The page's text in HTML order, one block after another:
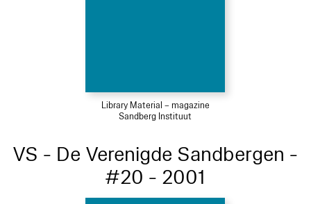
Library Material – magazine
Sandberg Instituut
VS - De Verenigde Sandbergen -
#20 - 2001